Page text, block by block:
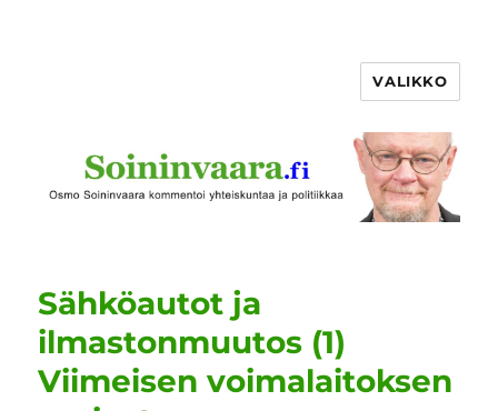
VALIKKO
Sähköautot ja
ilmastonmuutos (1)
Viimeisen voimalaitoksen